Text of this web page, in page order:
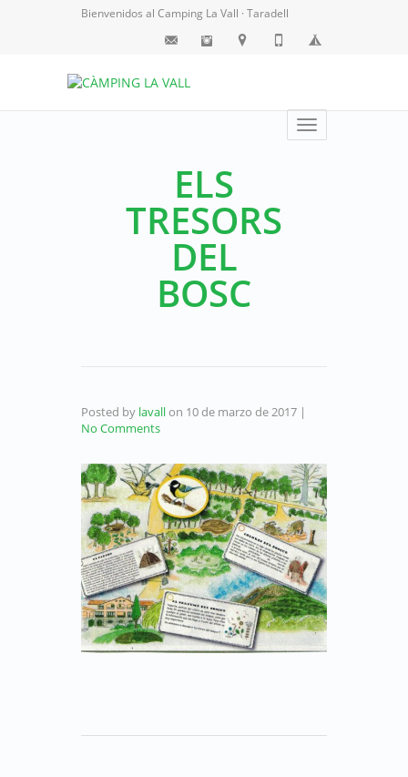
Bienvenidos al Camping La Vall · Taradell
Toggle
navigation
ELS
TRESORS
DEL
BOSC
Posted by lavallon 10 de marzo de 2017 |
No Comments